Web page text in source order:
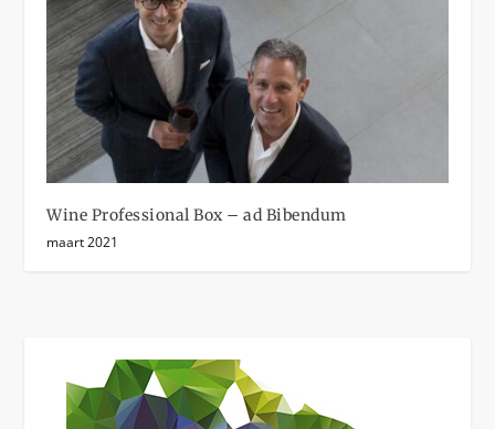
Wine Professional Box – ad Bibendum
maart 2021